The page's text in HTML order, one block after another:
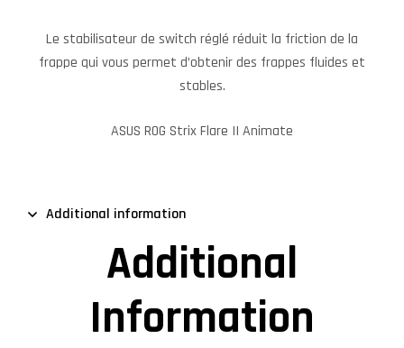
Le stabilisateur de switch réglé réduit la friction de la
frappe qui vous permet d’obtenir des frappes fluides et
stables.
ASUS ROG Strix Flare II Animate
Additional information
Additional
Information